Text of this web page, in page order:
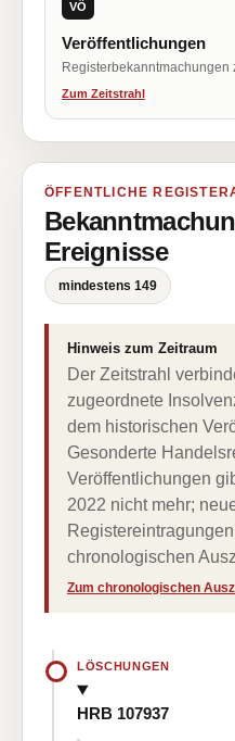
VÖ
Veröffentlichungen
Registerbekanntmachungen
Zum Zeitstrahl
ÖFFENTLICHE
Ereignisse
mindestens 149
Hinweis zum Zeitraum
Der Zeitstrahl
zugeordnete
dem historischen
Gesonderte
Veröffentlichungen
2022 nicht mehr;
chronologischen
Zum chronologischen
LÖSCHUNGEN
HRB 107937